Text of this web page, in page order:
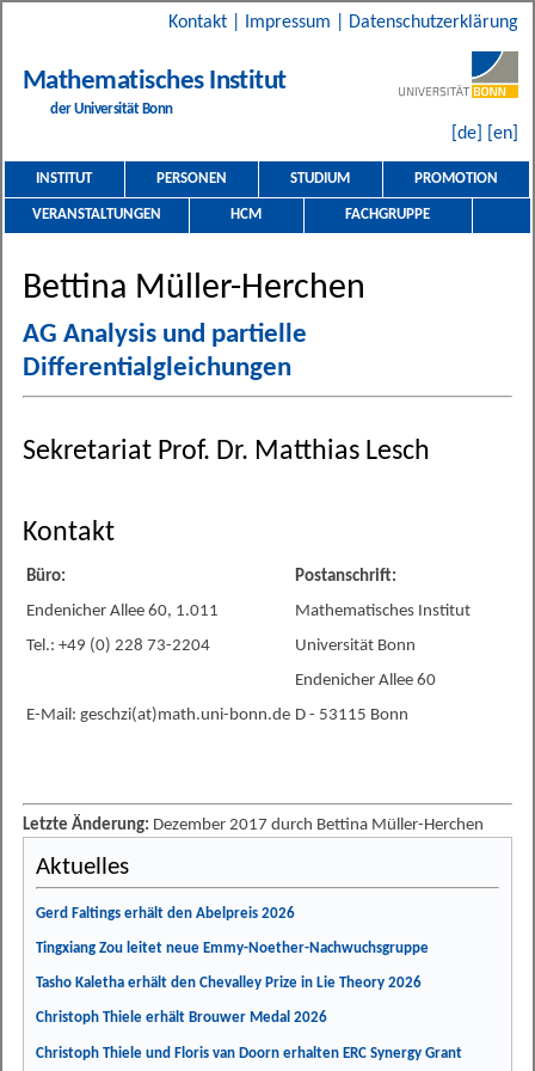
Kontakt Impressum Datenschutzerklärung
Mathematisches Institut
der Universität Bonn
[de] [en]
INSTITUT PERSONEN STUDIUM PROMOTION
VERANSTALTUNGEN HCM FACHGRUPPE
Bettina Müller-Herchen
AG Analysis und partielle
Differentialgleichungen
Sekretariat Prof. Dr. Matthias Lesch
Kontakt
Büro:
Postanschrift:
Endenicher Allee 60, 1.011
Mathematisches Institut
Tel.: +49 (0) 228 73-2204
Universität Bonn
Endenicher Allee 60
E-Mail: geschzi(at)math.uni-bonn.de D - 53115 Bonn
Letzte Änderung: Dezember 2017 durch Bettina Müller-Herchen
Aktuelles
Gerd Faltings erhält den Abelpreis 2026
Tingxiang Zou leitet neue Emmy-Noether-Nachwuchsgruppe
Tasho Kaletha erhält den Chevalley Prize in Lie Theory 2026
Christoph Thiele erhält Brouwer Medal 2026
Christoph Thiele und Floris van Doorn erhalten ERC Synergy Grant